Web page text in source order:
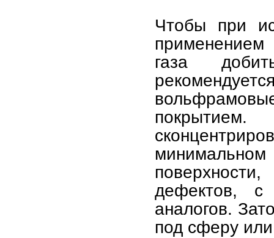
Чтобы при
применением
газа
дефектов,
аналогов.
под сферу